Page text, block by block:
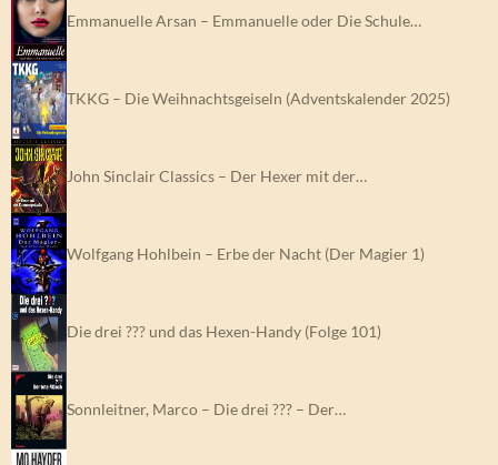
Emmanuelle Arsan – Emmanuelle oder Die Schule…
TKKG – Die Weihnachtsgeiseln (Adventskalender 2025)
John Sinclair Classics – Der Hexer mit der…
Wolfgang Hohlbein – Erbe der Nacht (Der Magier 1)
Die drei ??? und das Hexen-Handy (Folge 101)
Sonnleitner, Marco – Die drei ??? – Der…